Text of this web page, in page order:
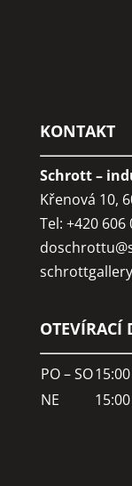
KONTAKT
Schrott –
Křenová 10,
Tel: +420 606
OTEVÍRACÍ
PO – SO
NE